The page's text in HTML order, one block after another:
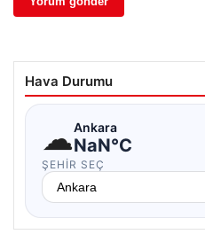
Hava Durumu
☁Ankara
NaN°C
ŞEHIR SEÇ